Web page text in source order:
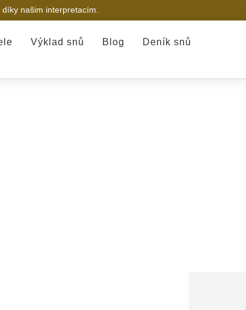
našim interpretacím.
Výklad snů Blog Deník snů